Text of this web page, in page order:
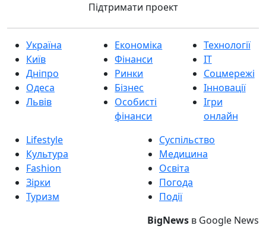
Підтримати проект
Україна
Київ
Дніпро
Одеса
Львів
Економіка
Фінанси
Ринки
Бізнес
Особисті
фінанси
Технології
IT
Соцмережі
Інновації
Ігри
онлайн
Lifestyle
Культура
Fashion
Зірки
Туризм
Суспільство
Медицина
Освіта
Погода
Події
BigNews в Google News